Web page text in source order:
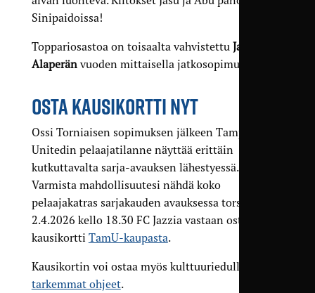
Sinipaidoissa!
Toppariosastoa on toisaalta vahvistettu Jani
Alaperänvuoden mittaisella jatkosopimuksella.
OSTA KAUSIKORTTI NYT
Ossi Torniaisen sopimuksen jälkeen Tampere
Unitedin pelaajatilanne näyttää erittäin
kutkuttavalta sarja-avauksen lähestyessä.
Varmista mahdollisuutesi nähdä koko
pelaajakatras sarjakauden avauksessa torstaina
2.4.2026 kello 18.30 FC Jazzia vastaan ostamalla
kausikortti TamU-kaupasta.
Kausikortin voi ostaa myös kulttuuriedulla.
tarkemmat ohjeet.